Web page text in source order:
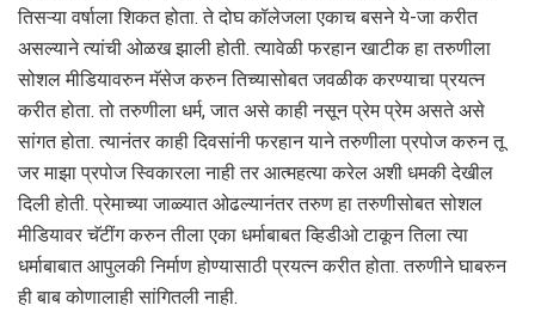
तिसऱ्या वर्षाला शिकत होता. ते दोघ कॉलेजला एकाच बसने ये-जा करीत
असल्याने त्यांची ओळख झाली होती. त्यावेळी फरहान खाटीक हा तरुणीला
सोशल मीडियावरुन मॅसेज करुन तिच्यासोबत जवळीक करण्याचा प्रयत्न
करीत होता. तो तरुणीला धर्म, जात असे काही नसून प्रेम प्रेम असते असे
सांगत होता. त्यानंतर काही दिवसांनी फरहान याने तरुणीला प्रपोज करुन तू
जर माझा प्रपोज स्विकारला नाही तर आत्महत्या करेल अशी धमकी देखील
दिली होती. प्रेमाच्या जाळ्यात ओढल्यानंतर तरुण हा तरुणीसोबत सोशल
मीडियावर चॅटींग करुन तीला एका धर्माबाबत व्हिडीओ टाकून तिला त्या
धर्माबाबात आपुलकी निर्माण होण्यासाठी प्रयत्न करीत होता. तरुणीने घाबरुन
ही बाब कोणालाही सांगितली नाही.